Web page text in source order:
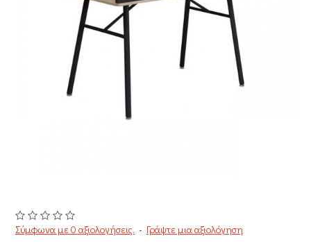
Σύμφωνα με 0 αξιολογήσεις. - Γράψτε μια αξιολόγηση